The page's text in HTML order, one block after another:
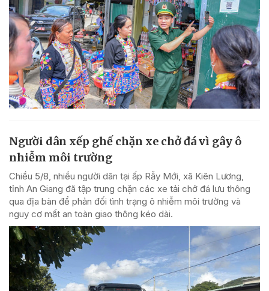
Người dân xếp ghế chặn xe chở đá vì gây ô
nhiễm môi trường
Chiều 5/8, nhiều người dân tại ấp Rẫy Mới, xã Kiên Lương,
tỉnh An Giang đã tập trung chặn các xe tải chở đá lưu thông
qua địa bàn để phản đối tình trạng ô nhiễm môi trường và
nguy cơ mất an toàn giao thông kéo dài.